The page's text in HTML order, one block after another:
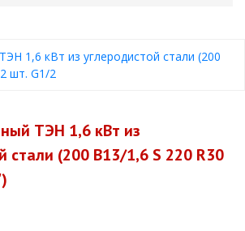
ТЭН 1,6 кВт из
стали (200 В13/1,6 S 220 R30